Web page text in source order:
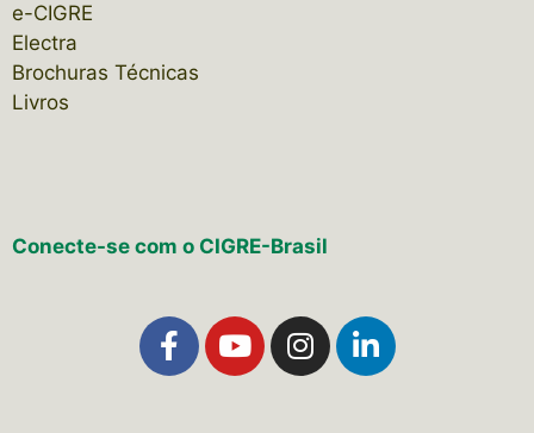
e-CIGRE
Electra
Brochuras Técnicas
Livros
Conecte-se com o CIGRE-Brasil